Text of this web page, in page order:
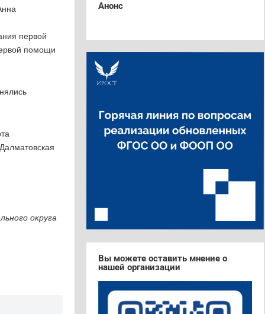
первой
помощи
округа
Анонс
Вы можете оставить мнение о
нашей организации